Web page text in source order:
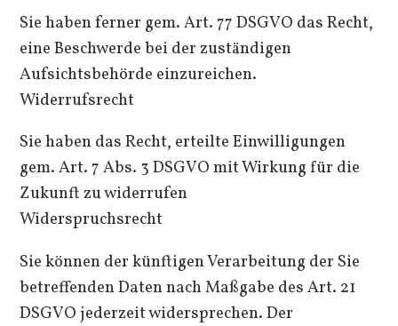
Sie haben ferner gem. Art. 77 DSGVO das Recht,
eine Beschwerde bei der zuständigen
Aufsichtsbehörde einzureichen.
Widerrufsrecht
Sie haben das Recht, erteilte Einwilligungen
gem. Art. 7 Abs. 3 DSGVO mit Wirkung für die
Zukunft zu widerrufen
Widerspruchsrecht
Sie können der künftigen Verarbeitung der Sie
betreffenden Daten nach Maßgabe des Art. 21
DSGVO jederzeit widersprechen. Der